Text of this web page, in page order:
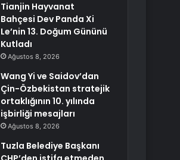
Tianjin Hayvanat
Bahçesi Dev Panda Xi
Le’nin 13. Doğum Gününü
Kutladı
Ağustos 8, 2026
Wang Yi ve Saidov’dan
Çin-Özbekistan stratejik
ortaklığının 10. yılında
işbirliği mesajları
Ağustos 8, 2026
Tuzla Belediye Başkanı